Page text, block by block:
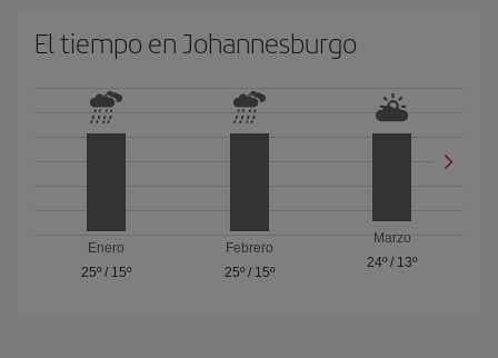
El tiempo en Johannesburgo
Enero
25º/ 15º
Febrero
25º/ 15º
Marzo
24º / 13º